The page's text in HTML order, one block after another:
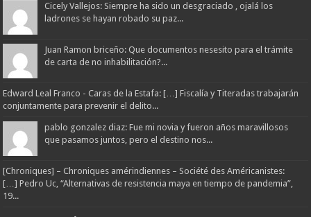
Cicely Vallejos: Siempre ha sido un desgraciado , ojalá los
ladrones se hayan robado su paz...
Juan Ramon briceño: Que documentos nesesito para el trámite
de carta de no inhabilitación?...
Edward Leal Franco - Caras de la Estafa: […] Fiscalía y Titeradas trabajarán
conjuntamente para prevenir el delito...
pablo gonzalez diaz: Fue mi novia y fueron años maravillosos
que pasamos juntos, pero el destino nos...
[Chroniques] – Chroniques amérindiennes – Société des Américanistes:
[…] Pedro Uc, “Alternativas de resistencia maya en tiempo de pandemia”,
19...